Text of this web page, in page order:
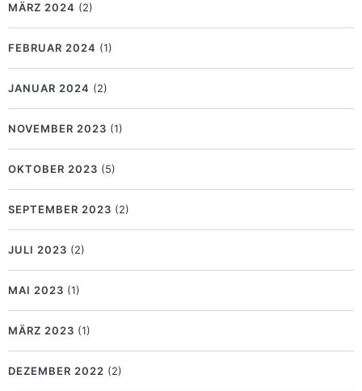
MÄRZ 2024 (2)
FEBRUAR 2024 (1)
JANUAR 2024 (2)
NOVEMBER 2023 (1)
OKTOBER 2023 (5)
SEPTEMBER 2023 (2)
JULI 2023 (2)
MAI 2023 (1)
MÄRZ 2023 (1)
DEZEMBER 2022 (2)